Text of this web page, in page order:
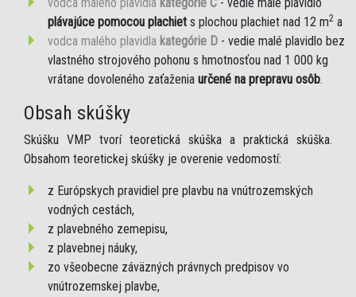
plávajúce pomocou plachiet s plochou plachiet nad 12 m2 a
vodca malého plavidla kategórie D - vedie malé plavidlo bez
vlastného strojového pohonu s hmotnosťou nad 1 000 kg
vrátane dovoleného zaťaženia určené na prepravu osôb.
Obsah skúšky
Skúšku VMP tvorí teoretická skúška a praktická skúška.
Obsahom teoretickej skúšky je overenie vedomostí:
z Európskych pravidiel pre plavbu na vnútrozemských
vodných cestách,
z plavebného zemepisu,
z plavebnej náuky,
zo všeobecne záväzných právnych predpisov vo
vnútrozemskej plavbe,